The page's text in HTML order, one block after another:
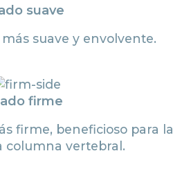
suave
suave y envolvente.
firme
firme, beneficioso para la
columna vertebral.